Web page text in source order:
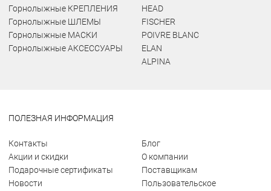
Горнолыжные КРЕПЛЕНИЯ
Горнолыжные ШЛЕМЫ
Горнолыжные МАСКИ
Горнолыжные АКСЕССУАРЫ
HEAD
FISCHER
POIVRE BLANC
ELAN
ALPINA
ПОЛЕЗНАЯ ИНФОРМАЦИЯ
Контакты
Акции и скидки
Подарочные сертификаты
Новости
Блог
О компании
Поставщикам
Пользовательское